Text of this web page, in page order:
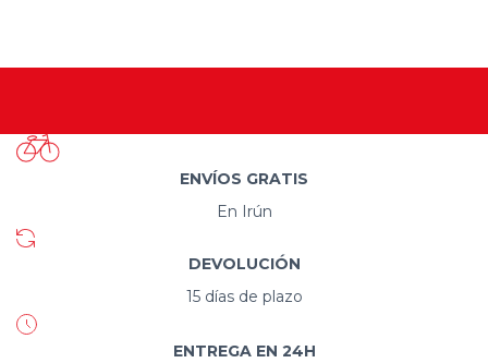
ENVÍOS GRATIS
En Irún
DEVOLUCIÓN
15 días de plazo
ENTREGA EN 24H